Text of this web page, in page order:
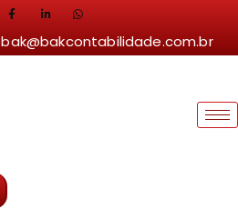
bak@bakcontabilidade.com.br